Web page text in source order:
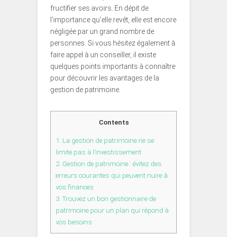
fructifier ses avoirs. En dépit de
l’importance qu’elle revêt, elle est encore
négligée par un grand nombre de
personnes. Si vous hésitez également à
faire appel à un conseiller, il existe
quelques points importants à connaître
pour découvrir les avantages de la
gestion de patrimoine.
Contents
1. La gestion de patrimoine ne se
limite pas à l’investissement
2. Gestion de patrimoine : évitez des
erreurs courantes qui peuvent nuire à
vos finances
3. Trouvez un bon gestionnaire de
patrimoine pour un plan qui répond à
vos besoins